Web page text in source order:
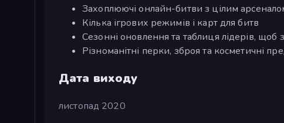
Захоплюючі онлайн-битви з цілим
Кілька ігрових режимів і карт для битв
Сезонні оновлення та таблиця лідерів,
Різноманітні перки, зброя та косметичні
Дата виходу
листопад 2020